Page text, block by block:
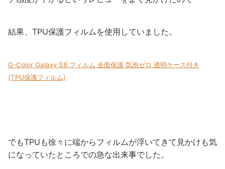
結果、TPU保護フィルムを使用していました。
G-Color Galaxy S8 フィルム 全面保護 気泡ゼロ 透明ケース付き
(TPU保護フィルム)
でもTPUも徐々に端からフィルムが浮いてきて見かけも気
になっていたところでの急な出来事でした。